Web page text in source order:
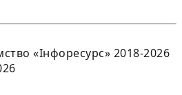
«Інфоресурс» 2018-2026